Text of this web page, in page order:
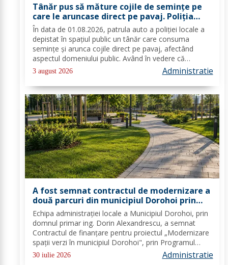
Tânăr pus să măture cojile de seminţe pe
care le aruncase direct pe pavaj. Poliţia
Locală Dorohoi: Respectul față de spațiul
comun trebuie să fie o prioritate pentru
fiecare dintre noi”
În data de 01.08.2026, patrula auto a poliției locale a
depistat în spațiul public un tânăr care consuma
semințe și arunca cojile direct pe pavaj, afectând
aspectul domeniului public. Având în vedere că
prioritatea Poliției Locale este prevenția și educarea
spiritului civic, polițiștii l-au...
3 august 2026 Administratie
A fost semnat contractul de modernizare a
două parcuri din municipiul Dorohoi prin
fonduri europene
Echipa administrației locale a Municipiul Dorohoi, prin
domnul primar ing. Dorin Alexandrescu, a semnat
Contractul de finanțare pentru proiectul „Modernizare
spații verzi în municipiul Dorohoi", prin Programul
Regional 2021–2027 - Prioritatea de investiții 3. Nord-
30 iulie 2026 Administratie